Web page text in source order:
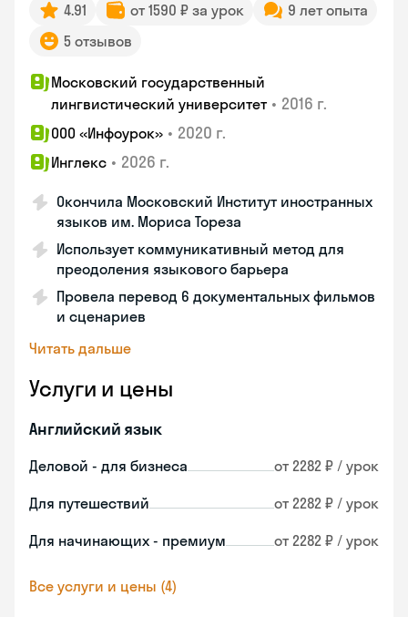
4.91 от 1590 ₽ за урок
9 лет опыта
5 отзывов
Московский государственный
лингвистический университет • 2016 г.
ООО «Инфоурок» • 2020 г.
Инглекс • 2026 г.
Окончила Московский Институт иностранных
языков им. Мориса Тореза
Использует коммуникативный метод для
преодоления языкового барьера
Провела перевод 6 документальных фильмов
и сценариев
Читать дальше
Услуги и цены
Английский язык
Деловой - для бизнеса от 2282 ₽ / урок
Для путешествий от 2282 ₽ / урок
Для начинающих - премиум от 2282 ₽ / урок
Все услуги и цены (4)